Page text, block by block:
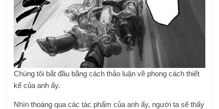
Chúng tôi bắt đầu bằng cách thảo luận về phong cách thiết
kế của anh ấy.
Nhìn thoáng qua các tác phẩm của anh ấy, người ta sẽ thấy